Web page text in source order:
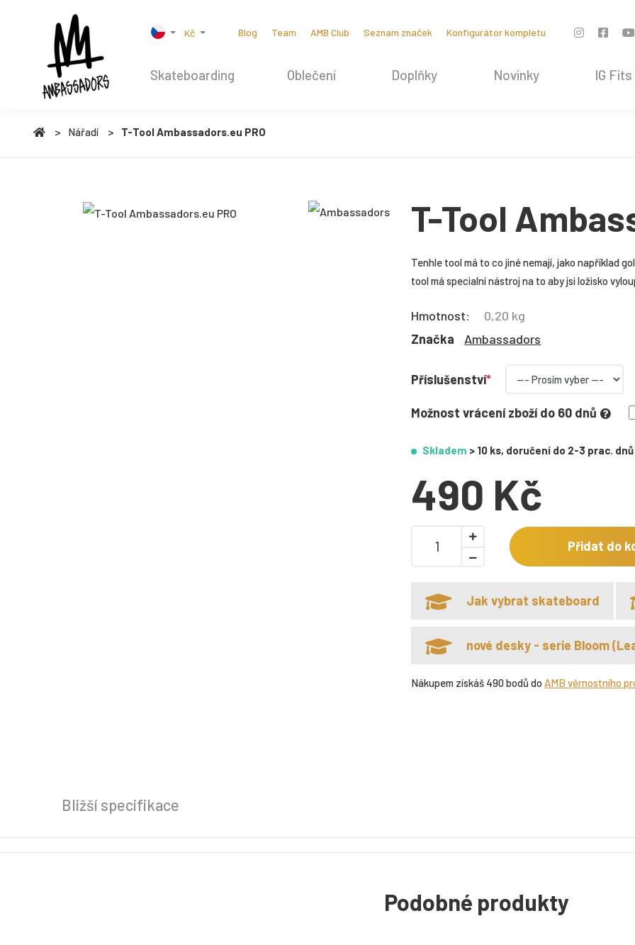
Kč Blog Team AMB Club Seznam značek Konfigurátor kompletu
Skateboarding Oblečení Doplňky Novinky IG Fits
Nářadí T-Tool Ambassadors.eu PRO
T-Tool
Tenhle tool má to co jiné nemají, jako například
tool má specialní nástroj na to aby jsi ložisko
Hmotnost:
0,20 kg
Značka
Ambassadors
Příslušenství
Možnost vrácení zboží do 60 dnů
Skladem > 10 ks, doručení do 2-3 prac. dnů
490 Kč
Přidat do
Jak vybrat skateboard
nové desky - serie Bloom
Nákupem získáš 490 bodů do AMB věrnostního
Bližší specifikace
Podobné produkty